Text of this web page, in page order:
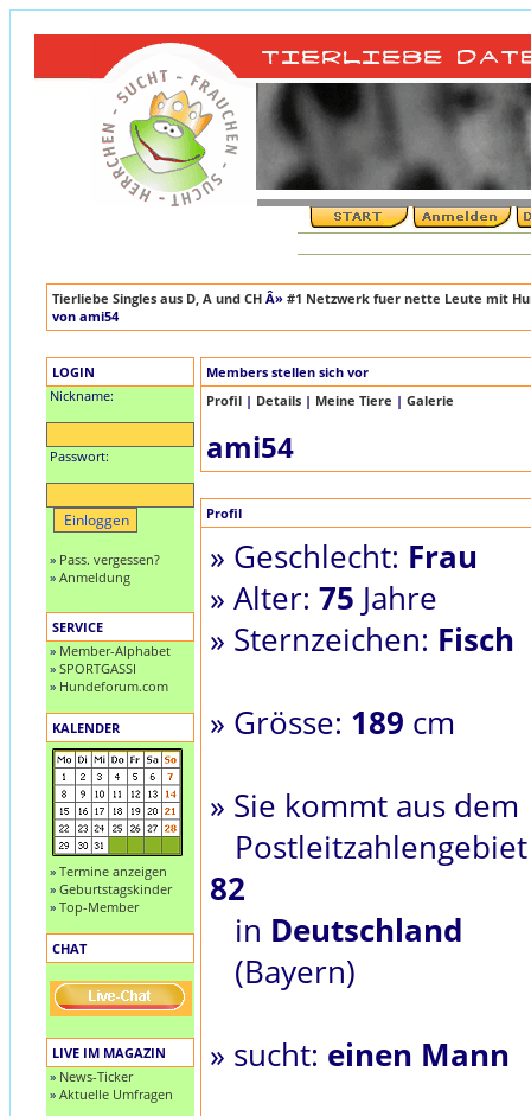
Tierliebe Singles aus D, A und CH Â» #1 Netzwerk fuer nette Leute mit
von ami54
LOGIN
Nickname:
Passwort:
» Pass. vergessen?
» Anmeldung
SERVICE
» Member-Alphabet
» SPORTGASSI
» Hundeforum.com
KALENDER
» Termine anzeigen
» Geburtstagskinder
» Top-Member
CHAT
LIVE IM MAGAZIN
» News-Ticker
» Aktuelle Umfragen
Members stellen sich vor
Profil | Details | Meine Tiere | Galerie
ami54
Profil
» Geschlecht: Frau
» Alter: 75 Jahre
» Sternzeichen: Fisch
» Grösse: 189 cm
» Sie kommt aus dem
Postleitzahlengebiet
82
in Deutschland
(Bayern)
» sucht: einen Mann